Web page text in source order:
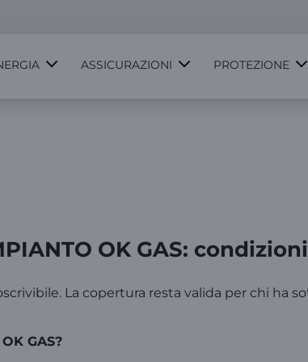
ASSICURAZIONI PROTEZIONE
OK GAS:
La copertura resta valida per chi ha
GAS?